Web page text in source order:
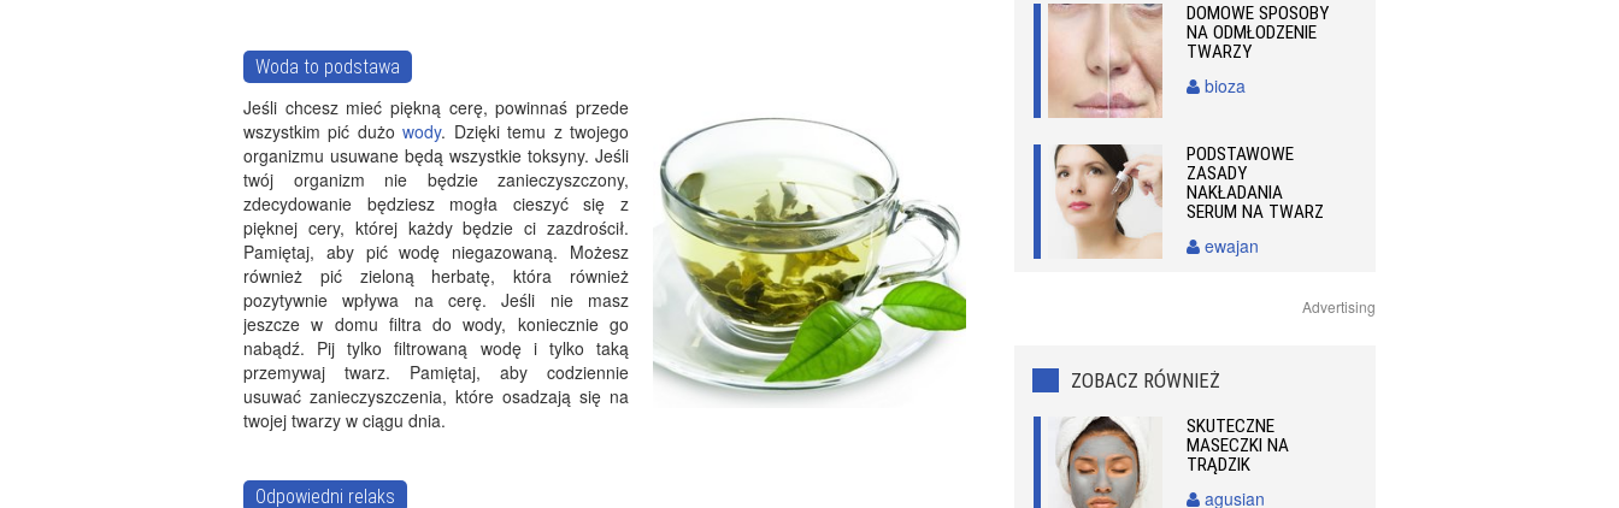
Woda to podstawa
Jeśli chcesz mieć piękną cerę, powinnaś przede
wszystkim pić dużowody. Dzięki temu z twojego
organizmu usuwane będą wszystkie toksyny. Jeśli
twój organizm nie będzie zanieczyszczony,
zdecydowanie będziesz mogła cieszyć się z
pięknej cery, której każdy będzie ci zazdrościł.
Pamiętaj, aby pić wodę niegazowaną. Możesz
również pić zieloną herbatę, która również
pozytywnie wpływa na cerę. Jeśli nie masz
jeszcze w domu filtra do wody, koniecznie go
nabądź. Pij tylko filtrowaną wodę i tylko taką
przemywaj twarz. Pamiętaj, aby codziennie
usuwać zanieczyszczenia, które osadzają się na
twojej twarzy w ciągu dnia.
Odpowiedni relaks
DOMOWE SPOSOBY
NA ODMŁODZENIE
TWARZY
bioza
PODSTAWOWE
ZASADY
NAKŁADANIA
SERUM NA TWARZ
ewajan
Advertising
ZOBACZ RÓWNIEŻ
SKUTECZNE
MASECZKI NA
TRĄDZIK
agusian